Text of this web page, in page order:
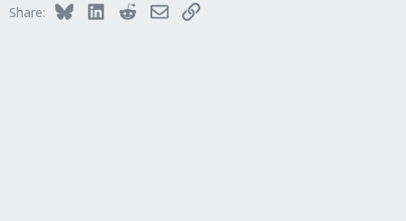
Share: BlueskyLinkedInRedditEmailLink